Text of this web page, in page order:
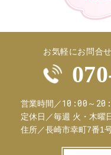
お気軽にお問合
営業時間／10:00～
定休日／毎週 火・木曜
住所／長崎市幸町7番1